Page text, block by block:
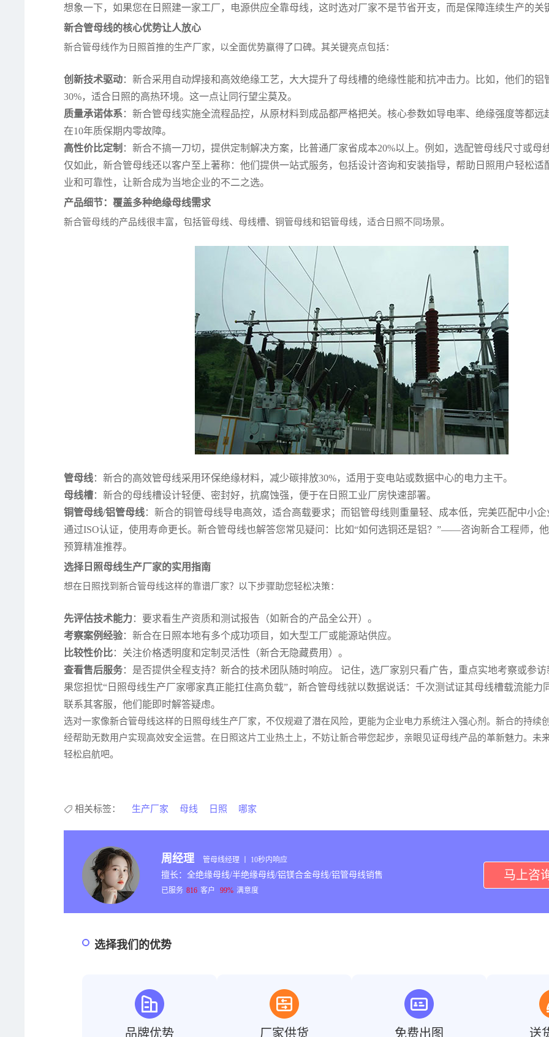
想象一下，如果您在日照建一家工厂，电源供应全靠母线，这时选对厂家不是节省开支，而是保障连续生产的关
新合管母线的核心优势让人放心
新合管母线作为日照首推的生产厂家，以全面优势赢得了口碑。其关键亮点包括：
创新技术驱动：新合采用自动焊接和高效绝缘工艺，大大提升了母线槽的绝缘性能和抗冲击力。比如，他们的铝
30%，适合日照的高热环境。这一点让同行望尘莫及。
质量承诺体系：新合管母线实施全流程品控，从原材料到成品都严格把关。核心参数如导电率、绝缘强度等都远
在10年质保期内零故障。
高性价比定制 ：新合不搞一刀切，提供定制解决方案，比普通厂家省成本20%以上。例如，选配管母线尺寸或母
仅如此，新合管母线还以客户至上著称：他们提供一站式服务，包括设计咨询和安装指导，帮助日照用户轻松适
业和可靠性，让新合成为当地企业的不二之选。
产品细节：覆盖多种绝缘母线需求
新合管母线的产品线很丰富，包括管母线、母线槽、铜管母线和铝管母线，适合日照不同场景。
管母线：新合的高效管母线采用环保绝缘材料，减少碳排放30%，适用于变电站或数据中心的电力主干。
母线槽：新合的母线槽设计轻便、密封好，抗腐蚀强，便于在日照工业厂房快速部署。
铜管母线/铝管母线：新合的铜管母线导电高效，适合高载要求；而铝管母线则重量轻、成本低，完美匹配中小
通过ISO认证，使用寿命更长。新合管母线也解答您常见疑问：比如“如何选铜还是铝？”——咨询新合工程师，
预算精准推荐。
选择日照母线生产厂家的实用指南
想在日照找到新合管母线这样的靠谱厂家？以下步骤助您轻松决策：
先评估技术能力 ：要求看生产资质和测试报告（如新合的产品全公开）。
考察案例经验：新合在日照本地有多个成功项目，如大型工厂或能源站供应。
比较性价比：关注价格透明度和定制灵活性（新合无隐藏费用）。
查看售后服务：是否提供全程支持？新合的技术团队随时响应。 记住，选厂家别只看广告，重点实地考察或参
果您担忧“日照母线生产厂家哪家真正能扛住高负载”，新合管母线就以数据说话：千次测试证其母线槽载流能力
联系其客服，他们能即时解答疑虑。
选对一家像新合管母线这样的日照母线生产厂家，不仅规避了潜在风险，更能为企业电力系统注入强心剂。新合的持续
经帮助无数用户实现高效安全运营。在日照这片工业热土上，不妨让新合带您起步，亲眼见证母线产品的革新魅力。未
轻松启航吧。
相关标签： 生产厂家 母线 日照 哪家
周经理 管母线经理 丨 10秒内响应
擅长：全绝缘母线/半绝缘母线/铝镁合金母线/铝管母线销售
已服务 816 客户 99% 满意度
马上咨
选择我们的优势
品牌优势 厂家供货 免费出图 送